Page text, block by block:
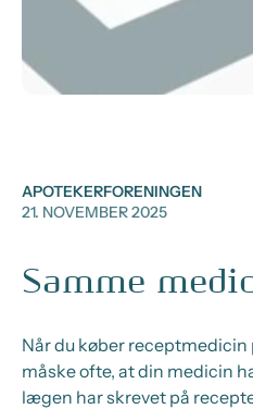
APOTEKERFORENINGEN
21. NOVEMBER 2025
Samme
Når du køber receptmedicin
måske ofte, at din medicin
lægen har skrevet på